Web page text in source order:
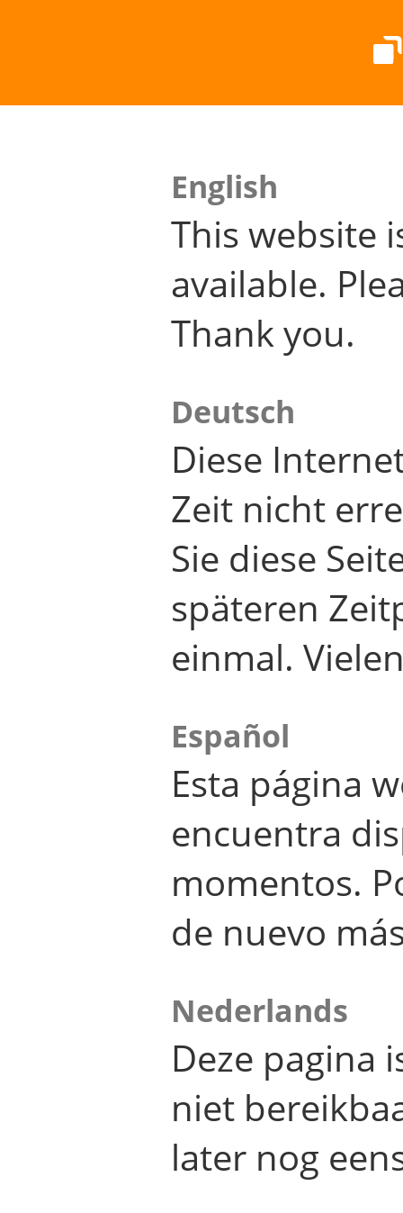
English
This website
available.
Thank you.
Deutsch
Diese
Zeit nicht
Sie diese
späteren
einmal.
Español
Esta página
encuentra
momentos.
de nuevo
Nederlands
Deze pagina
niet
later nog